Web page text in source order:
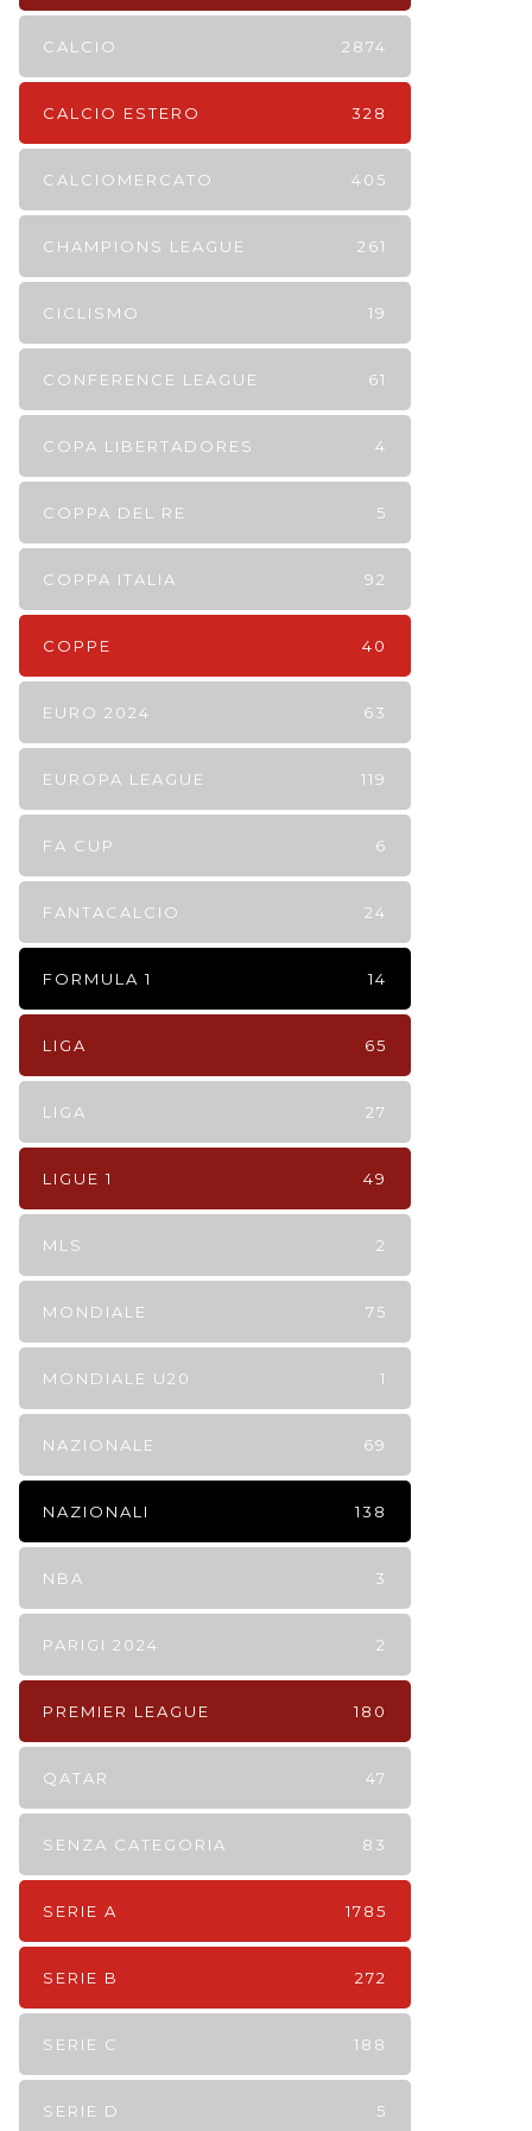
CALCIO 2874
CALCIO ESTERO 328
CALCIOMERCATO 405
CHAMPIONS LEAGUE 261
CICLISMO 19
CONFERENCE LEAGUE 61
COPA LIBERTADORES 4
COPPA DEL RE 5
COPPA ITALIA 92
COPPE 40
EURO 2024 63
EUROPA LEAGUE 119
FA CUP 6
FANTACALCIO 24
FORMULA 1 14
LIGA 65
LIGA 27
LIGUE 1 49
MLS 2
MONDIALE 75
MONDIALE U20 1
NAZIONALE 69
NAZIONALI 138
NBA 3
PARIGI 2024 2
PREMIER LEAGUE 180
QATAR 47
SENZA CATEGORIA 83
SERIE A 1785
SERIE B 272
SERIE C 188
SERIE D 5